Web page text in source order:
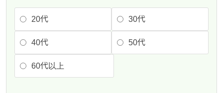
20代 30代
40代 50代
60代以上